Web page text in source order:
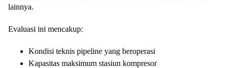
lainnya.
Evaluasi ini mencakup:
Kondisi teknis pipeline yang beroperasi
Kapasitas maksimum stasiun kompresor